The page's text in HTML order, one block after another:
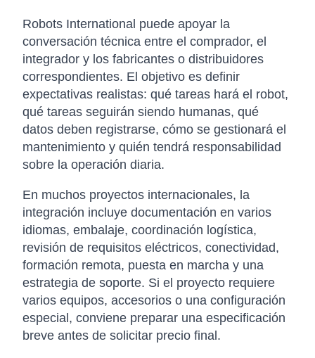
Robots International puede apoyar la
conversación técnica entre el comprador, el
integrador y los fabricantes o distribuidores
correspondientes. El objetivo es definir
expectativas realistas: qué tareas hará el robot,
qué tareas seguirán siendo humanas, qué
datos deben registrarse, cómo se gestionará el
mantenimiento y quién tendrá responsabilidad
sobre la operación diaria.
En muchos proyectos internacionales, la
integración incluye documentación en varios
idiomas, embalaje, coordinación logística,
revisión de requisitos eléctricos, conectividad,
formación remota, puesta en marcha y una
estrategia de soporte. Si el proyecto requiere
varios equipos, accesorios o una configuración
especial, conviene preparar una especificación
breve antes de solicitar precio final.